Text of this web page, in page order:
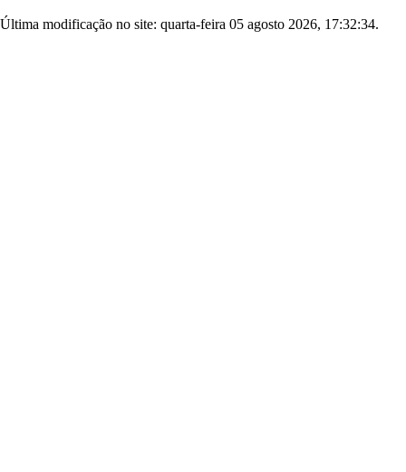
Última modificação no site: quarta-feira 05 agosto 2026, 17:32:34.